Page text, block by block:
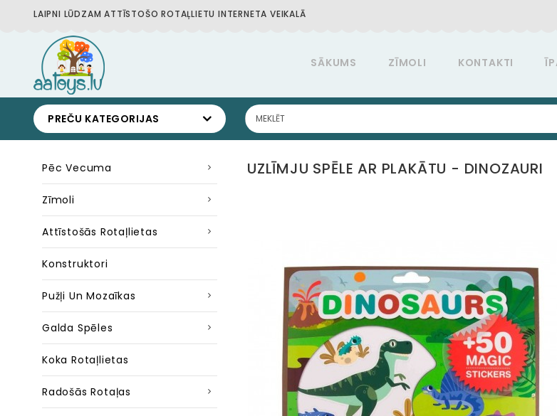
LAIPNI LŪDZAM ATTĪSTOŠO ROTAĻLIETU INTERNETA VEIKALĀ
SĀKUMS ZĪMOLI KONTAKTI
PREČU KATEGORIJAS
Pēc Vecuma
Zīmoli
Attīstošās Rotaļlietas
Konstruktori
Pužļi Un Mozaīkas
Galda Spēles
Koka Rotaļlietas
Radošās Rotaļas
UZLĪMJU SPĒLE AR PLAKĀTU - DINOZAURI